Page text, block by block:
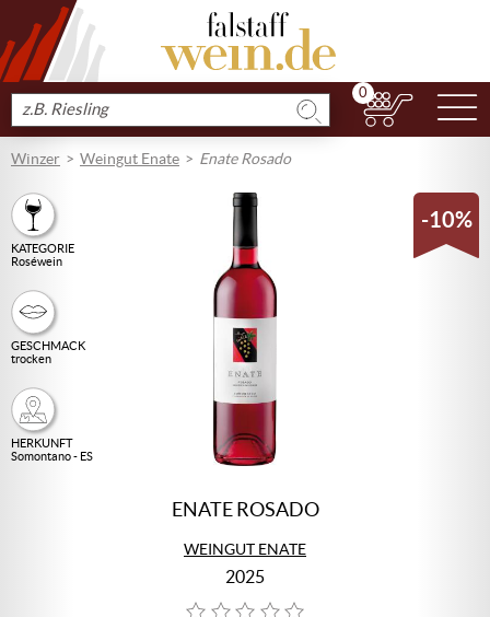
Produkt
suchen
0
Winzer Weingut Enate Enate Rosado
-10%
KATEGORIE
Roséwein
GESCHMACK
trocken
HERKUNFT
Somontano - ES
ENATE ROSADO
WEINGUT ENATE
2025